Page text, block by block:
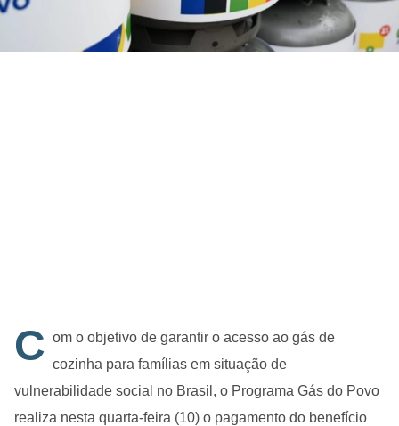
C om o objetivo de garantir o acesso ao gás de
cozinha para famílias em situação de
vulnerabilidade social no Brasil, o Programa Gás do Povo
realiza nesta quarta-feira (10) o pagamento do benefício